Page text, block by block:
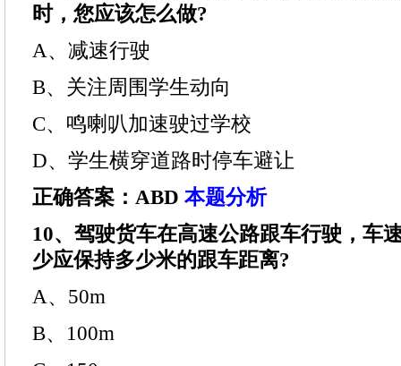
时，您应该怎么做?
A、减速行驶
B、关注周围学生动向
C、鸣喇叭加速驶过学校
D、学生横穿道路时停车避让
正确答案：ABD 本题分析
10、驾驶货车在高速公路跟车行驶，车
少应保持多少米的跟车距离?
A、50m
B、100m